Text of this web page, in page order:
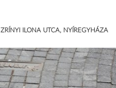
ZRÍNYI ILONA UTCA, NYÍREGYHÁZA